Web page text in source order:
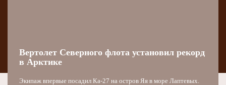
Вертолет Северного флота установил рекорд
в Арктике
Экипаж впервые посадил Ка-27 на остров Яя в море Лаптевых.